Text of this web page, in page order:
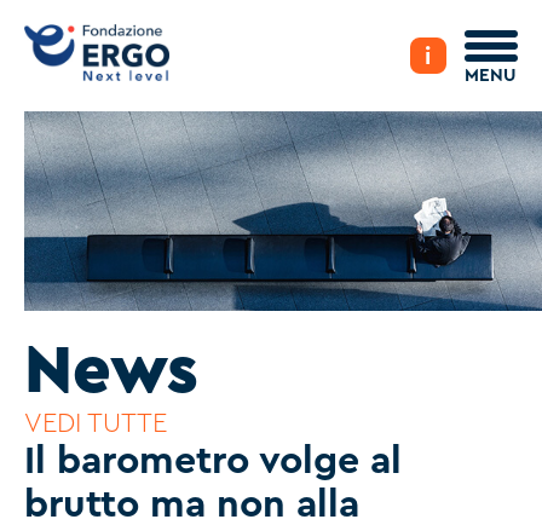
i
MENU
News
VEDI TUTTE
Il barometro volge al
brutto ma non alla